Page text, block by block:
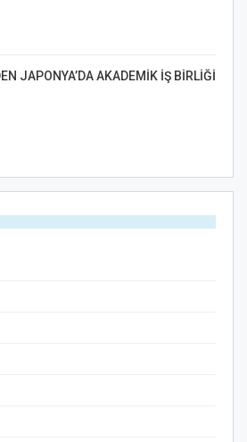
JAPONYA’DA AKADEMİK İŞ BİRLİĞİ